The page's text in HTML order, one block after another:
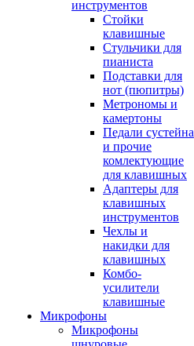
инструментов
Стойки
клавишные
Стульчики для
пианиста
Подставки для
нот (пюпитры)
Метрономы и
камертоны
Педали сустейна
и прочие
комлектующие
для клавишных
Адаптеры для
клавишных
инструментов
Чехлы и
накидки для
клавишных
Комбо-
усилители
клавишные
Микрофоны
Микрофоны